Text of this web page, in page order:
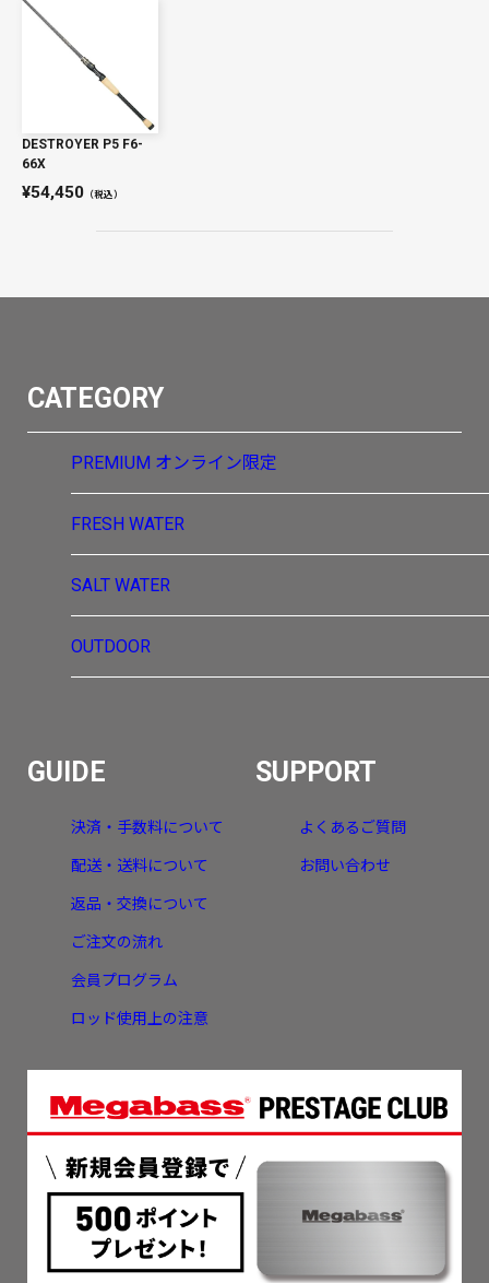
DESTROYER P5 F6-
66X
54,450 （税込）
CATEGORY
PREMIUM オンライン限定
FRESH WATER
SALT WATER
OUTDOOR
GUIDE
決済・手数料について
配送・送料について
返品・交換について
ご注文の流れ
会員プログラム
ロッド使用上の注意
SUPPORT
よくあるご質問
お問い合わせ